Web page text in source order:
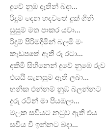
දුවේ නුඹ දෑතින් බදා...
රිදුම් දෙන හදවතේ දුක් ගිනි
සුසුම් මත පාකර යවා...
රිදුම් පිරිමදිමින් බලමි මං
කැඩපතේ ඇති රූ රටා...
දකිමි සිහිනෙන් දුවේ නුඹෙ රුව
එයයි සැනසුම ඇති ලබා...
හනික එන්නම් නුඹ බලන්නට
දුරු රටින් මා පියඹලා...
මලක සවියට නටුව ඇති එය
සවිය වී ඉන්නට බදා...